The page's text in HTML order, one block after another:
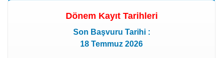
Dönem Kayıt Tarihleri
Son Başvuru Tarihi :
18 Temmuz 2026